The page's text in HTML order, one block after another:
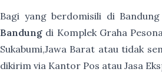
Bagi yang berdomisili di
Bandung di Komplek Graha
Sukabumi,Jawa Barat atau tidak
dikirim via Kantor Pos atau Jasa